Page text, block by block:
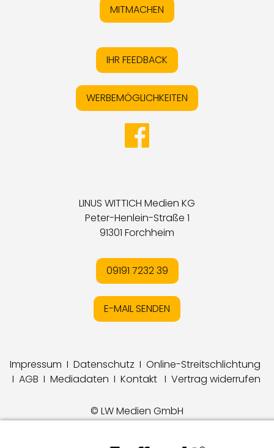
MITMACHEN
IHR FEEDBACK
WERBEMÖGLICHKEITEN
LINUS WITTICH Medien KG
Peter-Henlein-Straße 1
91301 Forchheim
09191 7232 39
E-MAIL SENDEN
Impressum I Datenschutz I Online-Streitschlichtung
I AGB I Mediadaten I Kontakt I Vertrag widerrufen
© LW Medien GmbH